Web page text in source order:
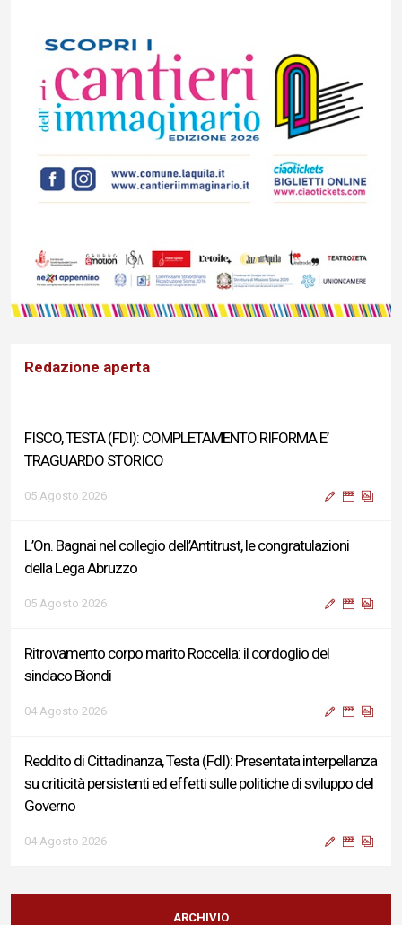
Redazione aperta
FISCO, TESTA (FDI): COMPLETAMENTO RIFORMA E’
TRAGUARDO STORICO
05 Agosto 2026
L’On. Bagnai nel collegio dell’Antitrust, le congratulazioni
della Lega Abruzzo
05 Agosto 2026
Ritrovamento corpo marito Roccella: il cordoglio del
sindaco Biondi
04 Agosto 2026
Reddito di Cittadinanza, Testa (FdI): Presentata interpellanza
su criticità persistenti ed effetti sulle politiche di sviluppo del
Governo
04 Agosto 2026
Sigismondi, Liris e Testa: “Profondo cordoglio e vicinanza al
Ministro Roccella e alla sua famiglia”
ARCHIVIO